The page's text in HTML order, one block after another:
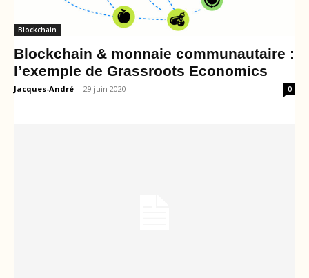
Blockchain
Blockchain & monnaie communautaire :
l’exemple de Grassroots Economics
Jacques-André - 29 juin 2020 0